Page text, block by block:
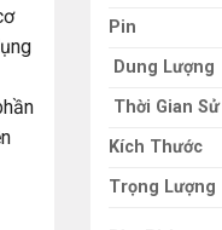
Pin
Dung Lượng
Thời Gian
Kích Thước
Trọng Lượng